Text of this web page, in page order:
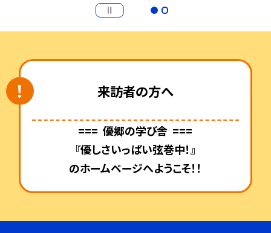
来訪者の方へ
=== 優郷の学び舎 ===
『優しさいっぱい弦巻中！』
のホームページへようこそ！！